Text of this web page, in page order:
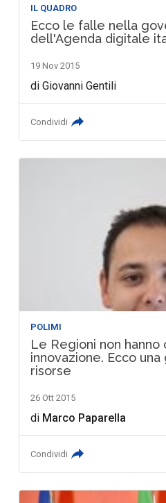
IL QUADRO
Ecco le falle nella
dell'Agenda digitale
19 Nov 2015
di Giovanni Gentili
Condividi
POLIMI
Le Regioni non
innovazione. Ecco
risorse
26 Ott 2015
di Marco Paparella
Condividi